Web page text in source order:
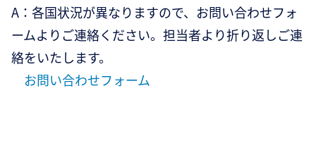
A：各国状況が異なりますので、お問い合わせフォ
ームよりご連絡ください。担当者より折り返しご連
絡をいたします。
お問い合わせフォーム